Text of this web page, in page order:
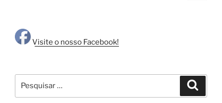
Visite o nosso Facebook!
por: